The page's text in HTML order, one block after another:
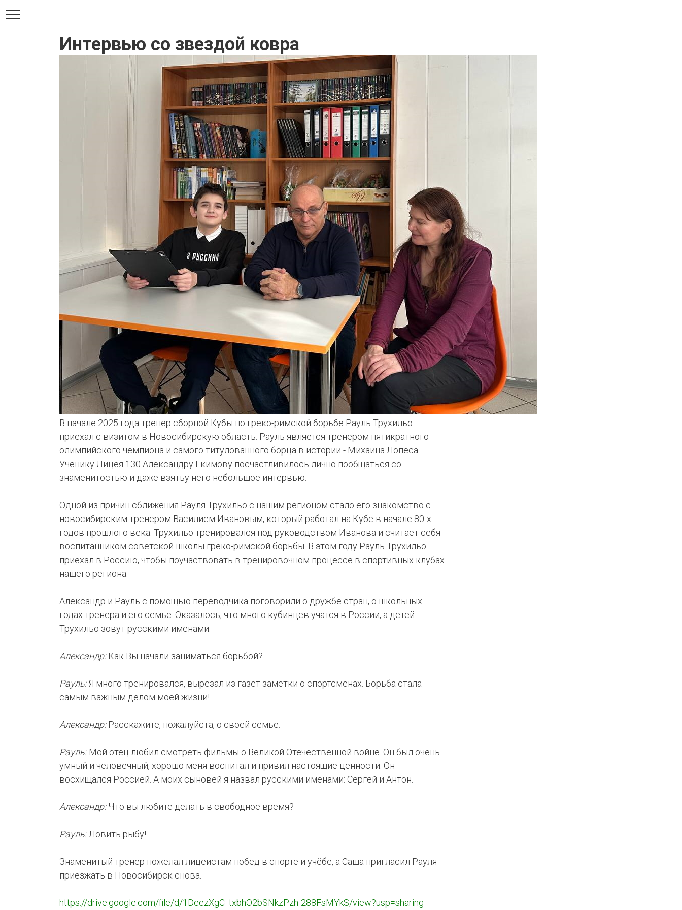
Интервью со звездой ковра
В начале 2025 года тренер сборной Кубы по греко-римской борьбе Рауль Трухильо
приехал с визитом в Новосибирскую область. Рауль является тренером пятикратного
олимпийского чемпиона и самого титулованного борца в истории - Михаина Лопеса.
Ученику Лицея 130 Александру Екимову посчастливилось лично пообщаться со
знаменитостью и даже взятьу него небольшое интервью.
Одной из причин сближения Рауля Трухильо с нашим регионом стало его знакомство с
новосибирским тренером Василием Ивановым, который работал на Кубе в начале 80-х
годов прошлого века. Трухильо тренировался под руководством Иванова и считает себя
воспитанником советской школы греко-римской борьбы. В этом году Рауль Трухильо
приехал в Россию, чтобы поучаствовать в тренировочном процессе в спортивных клубах
нашего региона.
Александр и Рауль с помощью переводчика поговорили о дружбе стран, о школьных
годах тренера и его семье. Оказалось, что много кубинцев учатся в России, а детей
Трухильо зовут русскими именами.
Александр: Как Вы начали заниматься борьбой?
Рауль:Я много тренировался, вырезал из газет заметки о спортсменах. Борьба стала
самым важным делом моей жизни!
Александр:Расскажите, пожалуйста, о своей семье.
Рауль: Мой отец любил смотреть фильмы о Великой Отечественной войне. Он был очень
умный и человечный, хорошо меня воспитал и привил настоящие ценности. Он
восхищался Россией. А моих сыновей я назвал русскими именами: Сергей и Антон.
Александр: Что вы любите делать в свободное время?
Рауль:Ловить рыбу!
Знаменитый тренер пожелал лицеистам побед в спорте и учёбе, а Саша пригласил Рауля
приезжать в Новосибирск снова.
https://drive.google.com/file/d/1DeezXgC_txbhO2bSNkzPzh-288FsMYkS/view?usp=sharing